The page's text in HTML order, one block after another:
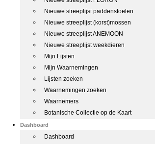
Nieuwe streeplijst paddenstoelen
Nieuwe streeplijst (korst)mossen
Nieuwe streeplijst ANEMOON
Nieuwe streeplijst weekdieren
Mijn Lijsten
Mijn Waarnemingen
Lijsten zoeken
Waarnemingen zoeken
Waarnemers
Botanische Collectie op de Kaart
Dashboard
Dashboard